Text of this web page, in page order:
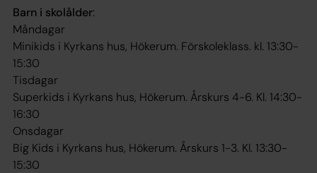
Barn i skolålder:
Måndagar
Minikids i Kyrkans hus, Hökerum. Förskoleklass. kl. 13:30-
15:30
Tisdagar
Superkids i Kyrkans hus, Hökerum. Årskurs 4-6. Kl. 14:30-
16:30
Onsdagar
Big Kids i Kyrkans hus, Hökerum. Årskurs 1-3. Kl. 13:30-
15:30